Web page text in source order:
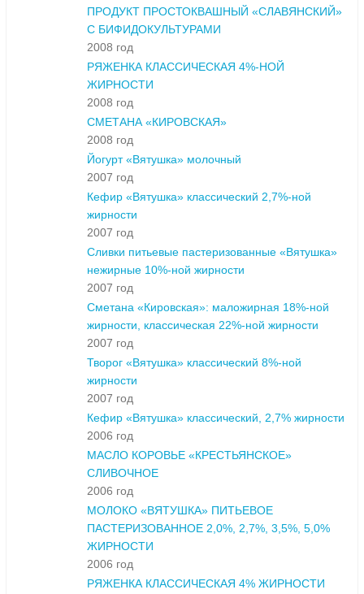
ПРОДУКТ ПРОСТОКВАШНЫЙ «СЛАВЯНСКИЙ»
С БИФИДОКУЛЬТУРАМИ
2008 год
РЯЖЕНКА КЛАССИЧЕСКАЯ 4%-НОЙ
ЖИРНОСТИ
2008 год
СМЕТАНА «КИРОВСКАЯ»
2008 год
Йогурт «Вятушка» молочный
2007 год
Кефир «Вятушка» классический 2,7%-ной
жирности
2007 год
Сливки питьевые пастеризованные «Вятушка»
нежирные 10%-ной жирности
2007 год
Сметана «Кировская»: маложирная 18%-ной
жирности, классическая 22%-ной жирности
2007 год
Творог «Вятушка» классический 8%-ной
жирности
2007 год
Кефир «Вятушка» классический, 2,7% жирности
2006 год
МАСЛО КОРОВЬЕ «КРЕСТЬЯНСКОЕ»
СЛИВОЧНОЕ
2006 год
МОЛОКО «ВЯТУШКА» ПИТЬЕВОЕ
ПАСТЕРИЗОВАННОЕ 2,0%, 2,7%, 3,5%, 5,0%
ЖИРНОСТИ
2006 год
РЯЖЕНКА КЛАССИЧЕСКАЯ 4% ЖИРНОСТИ